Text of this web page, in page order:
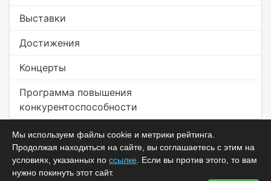
Выставки
Достижения
Концерты
Программа повышения
конкурентоспособности
Мы используем файлы cookie и метрики рейтинга.
Продолжая находиться на сайте, вы соглашаетесь с этим на
условиях, указанных по ссылке . Если вы против этого, то вам
нужно покинуть этот сайт.